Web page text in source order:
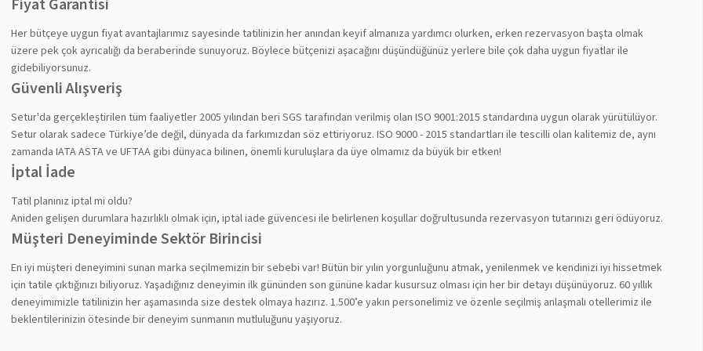
Fiyat Garantisi
Her bütçeye uygun fiyat avantajlarımız sayesinde tatilinizin her anından keyif almanıza yardımcı olurken, erken rezervasyon başta olmak
üzere pek çok ayrıcalığı da beraberinde sunuyoruz. Böylece bütçenizi aşacağını düşündüğünüz yerlere bile çok daha uygun fiyatlar ile
gidebiliyorsunuz.
Güvenli Alışveriş
Setur'da gerçekleştirilen tüm faaliyetler 2005 yılından beri SGS tarafından verilmiş olan ISO 9001:2015 standardına uygun olarak yürütülüyor.
Setur olarak sadece Türkiye’de değil, dünyada da farkımızdan söz ettiriyoruz. ISO 9000 - 2015 standartları ile tescilli olan kalitemiz de, aynı
zamanda IATA ASTA ve UFTAA gibi dünyaca bilinen, önemli kuruluşlara da üye olmamız da büyük bir etken!
İptal İade
Tatil planınız iptal mi oldu?
Aniden gelişen durumlara hazırlıklı olmak için, iptal iade güvencesi ile belirlenen koşullar doğrultusunda rezervasyon tutarınızı geri ödüyoruz.
Müşteri Deneyiminde Sektör Birincisi
En iyi müşteri deneyimini sunan marka seçilmemizin bir sebebi var! Bütün bir yılın yorgunluğunu atmak, yenilenmek ve kendinizi iyi hissetmek
için tatile çıktığınızı biliyoruz. Yaşadığınız deneyimin ilk gününden son gününe kadar kusursuz olması için her bir detayı düşünüyoruz. 60 yıllık
deneyimimizle tatilinizin her aşamasında size destek olmaya hazırız. 1.500’e yakın personelimiz ve özenle seçilmiş anlaşmalı otellerimiz ile
beklentilerinizin ötesinde bir deneyim sunmanın mutluluğunu yaşıyoruz.